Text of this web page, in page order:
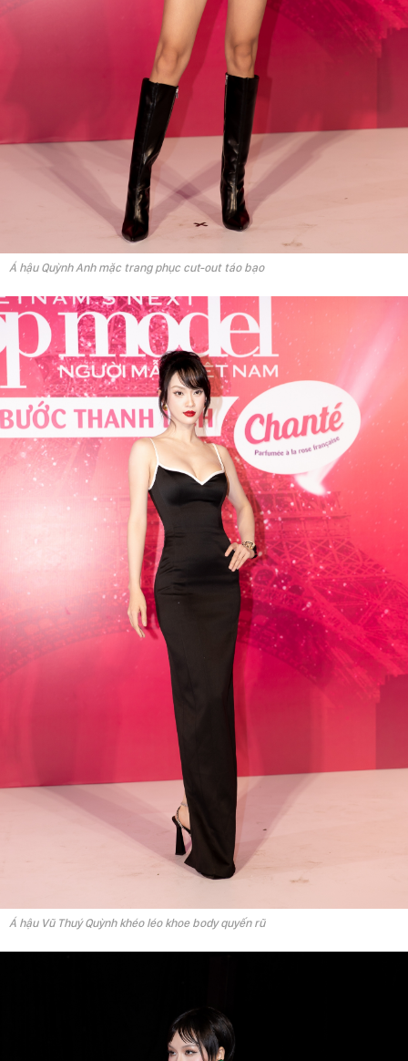
Á hậu Quỳnh Anh mặc trang phục cut-out táo bạo
Á hậu Vũ Thuý Quỳnh khéo léo khoe body quyến rũ